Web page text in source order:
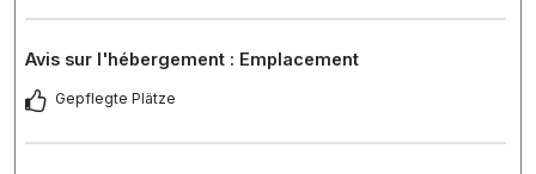
Avis sur l'hébergement : Emplacement
Gepflegte Plätze